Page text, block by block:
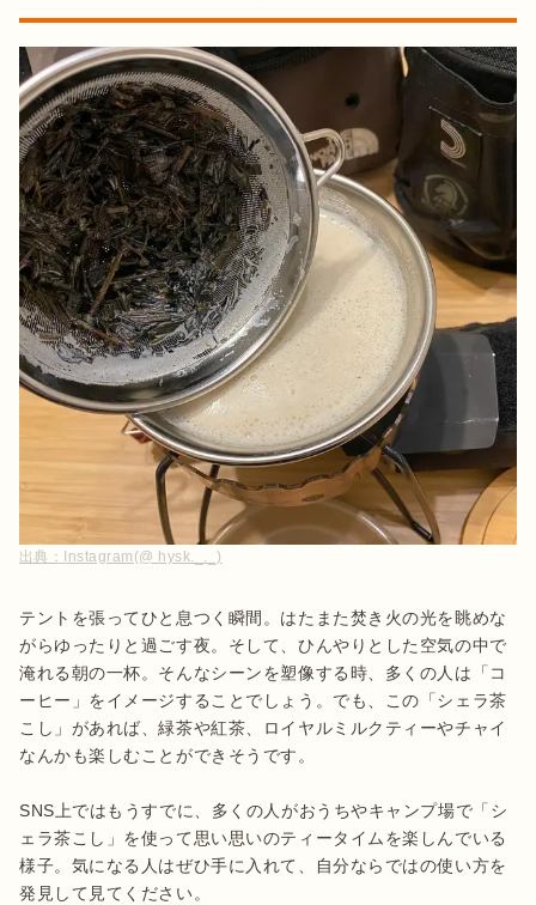
出典： Instagram(@ hysk._._)
テントを張ってひと息つく瞬間。はたまた焚き火の光を眺めな
がらゆったりと過ごす夜。そして、ひんやりとした空気の中で
淹れる朝の一杯。そんなシーンを塑像する時、多くの人は「コ
ーヒー」をイメージすることでしょう。でも、この「シェラ茶
こし」があれば、緑茶や紅茶、ロイヤルミルクティーやチャイ
なんかも楽しむことができそうです。
SNS上ではもうすでに、多くの人がおうちやキャンプ場で「シ
ェラ茶こし」を使って思い思いのティータイムを楽しんでいる
様子。気になる人はぜひ手に入れて、自分ならではの使い方を
発見して見てください。